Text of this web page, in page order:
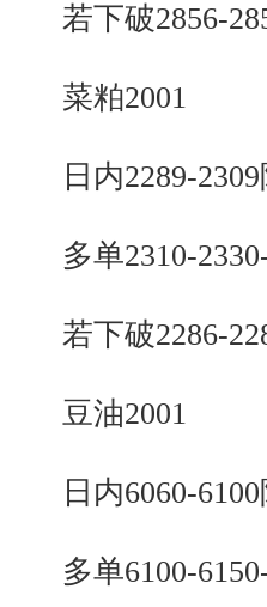
若下破2856-
菜粕2001
日内2289-2309
多单2310-2330-
若下破2286-
豆油2001
日内6060-6100
多单6100-6150-